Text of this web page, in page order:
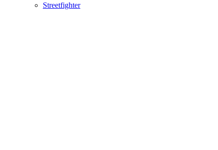
Streetfighter